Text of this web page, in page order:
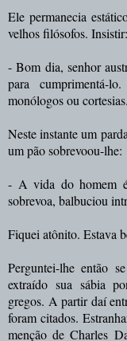
Ele permanecia
velhos filósofos. Insistir:
- Bom dia, senhor
para cumprimentá-
monólogos ou
Neste instante um
um pão sobrevoou-lhe:
- A vida do homem
sobrevoa, balbuciou
Fiquei atônito. Estava
Perguntei-lhe então
extraído sua sábia
gregos. A partir daí
foram citados.
menção de Charles